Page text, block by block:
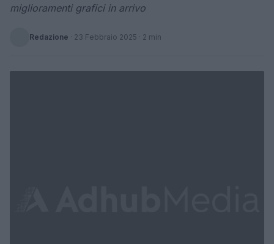
miglioramenti grafici in arrivo
Redazione · 23 Febbraio 2025 · 2 min